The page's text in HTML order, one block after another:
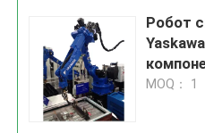
Робот
MOQ： 1